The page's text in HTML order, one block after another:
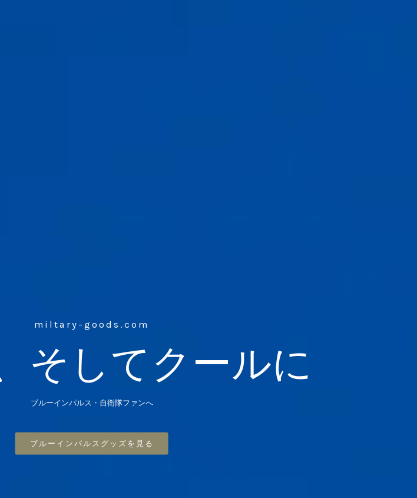
miltary-goods.com
そしてクールに
ブルーインパルス・自衛隊ファンへ
ブルーインパルスグッズを見る